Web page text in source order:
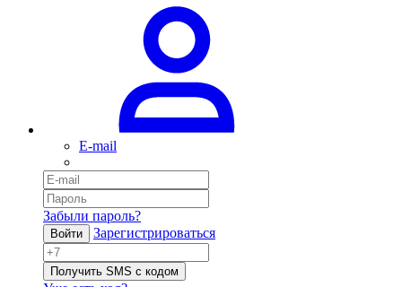
E-mail
Забыли пароль?
Войти Зарегистрироваться
Получить SMS с кодом